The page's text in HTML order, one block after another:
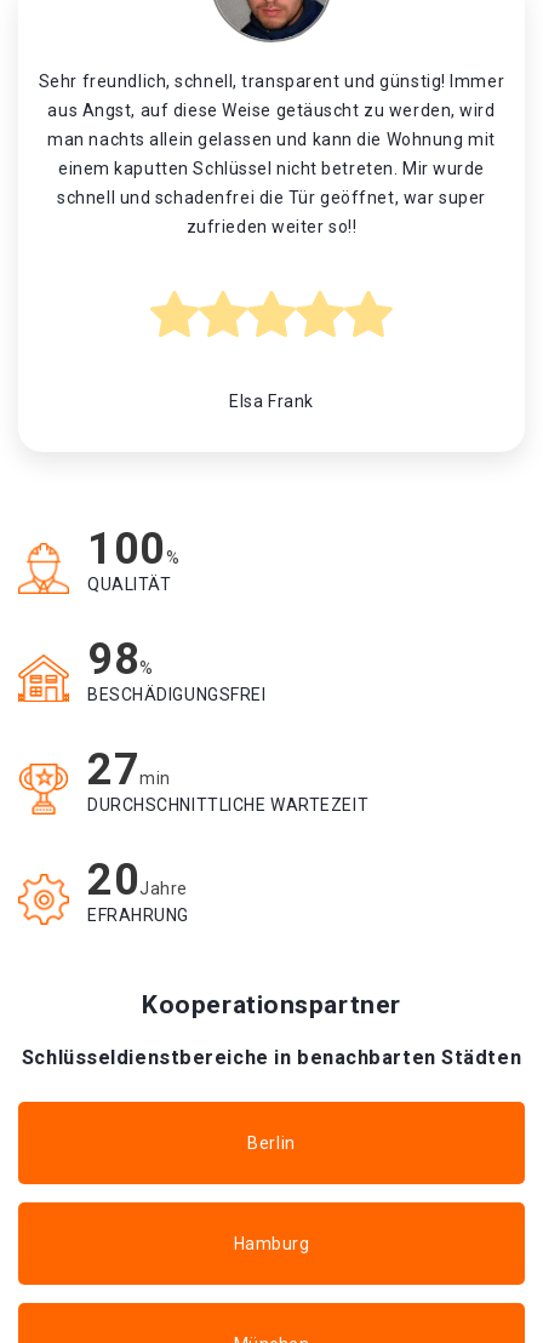
Sehr freundlich, schnell, transparent und günstig! Immer
aus Angst, auf diese Weise getäuscht zu werden, wird
man nachts allein gelassen und kann die Wohnung mit
einem kaputten Schlüssel nicht betreten. Mir wurde
schnell und schadenfrei die Tür geöffnet, war super
zufrieden weiter so!!
Elsa Frank
100%
QUALITÄT
98%
BESCHÄDIGUNGSFREI
27min
DURCHSCHNITTLICHE WARTEZEIT
20Jahre
EFRAHRUNG
Kooperationspartner
Schlüsseldienstbereiche in benachbarten Städten
Berlin
Hamburg